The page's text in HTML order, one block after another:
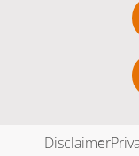
Disclaimer